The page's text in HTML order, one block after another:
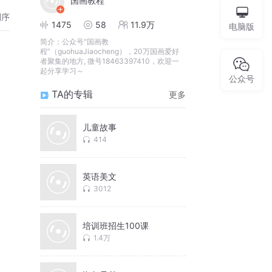
1475 58 11.9万
简介： 公众号“国画教
程”（guohuaJiaocheng），20万国画爱好
者聚集的地方, 微号18463397410，欢迎一
起分享学习～
TA的专辑 更多
儿童故事
414
英语美文
3012
培训班招生100课
1.4万
电脑版
公众号